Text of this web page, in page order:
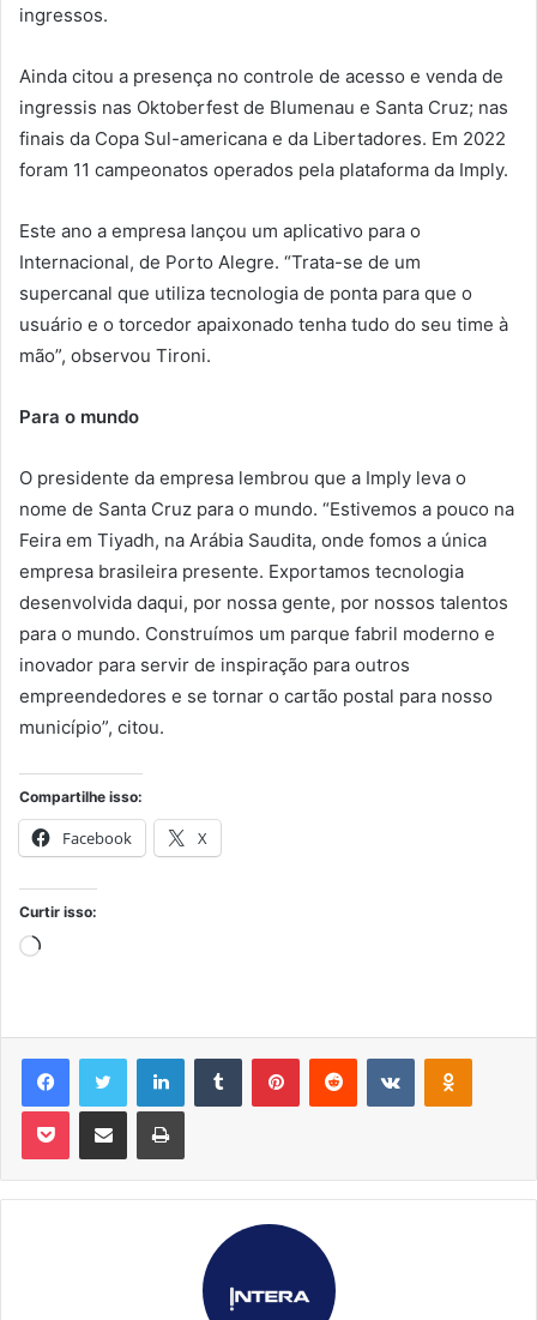
ingressos.
Ainda citou a presença no controle de acesso e venda de
ingressis nas Oktoberfest de Blumenau e Santa Cruz; nas
finais da Copa Sul-americana e da Libertadores. Em 2022
foram 11 campeonatos operados pela plataforma da Imply.
Este ano a empresa lançou um aplicativo para o
Internacional, de Porto Alegre. “Trata-se de um
supercanal que utiliza tecnologia de ponta para que o
usuário e o torcedor apaixonado tenha tudo do seu time à
mão”, observou Tironi.
Para o mundo
O presidente da empresa lembrou que a Imply leva o
nome de Santa Cruz para o mundo. “Estivemos a pouco na
Feira em Tiyadh, na Arábia Saudita, onde fomos a única
empresa brasileira presente. Exportamos tecnologia
desenvolvida daqui, por nossa gente, por nossos talentos
para o mundo. Construímos um parque fabril moderno e
inovador para servir de inspiração para outros
empreendedores e se tornar o cartão postal para nosso
município”, citou.
Compartilhe isso:
Facebook X
Curtir isso:
Carregando...
FacebookTwitter LinkedinTumblr PinterestReddit VK OK
Pocket Compartilhar via e-mail Imprimir